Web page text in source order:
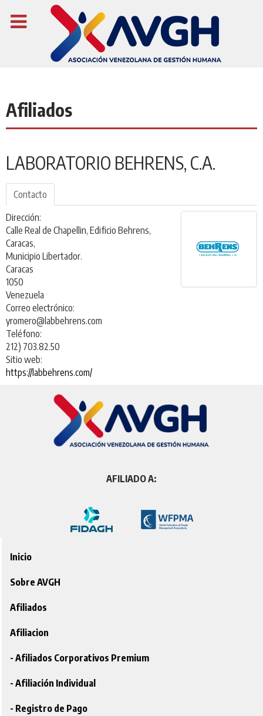
Afiliados
LABORATORIO BEHRENS, C.A.
Contacto
Dirección:
Calle Real de Chapellin, Edificio Behrens,
Caracas,
Municipio Libertador.
Caracas
1050
Venezuela
Correo electrónico:
yromero@labbehrens.com
Teléfono:
212) 703.82.50
Sitio web:
https://labbehrens.com/
AFILIADO A:
Inicio
Sobre AVGH
Afiliados
Afiliacion
- Afiliados Corporativos Premium
- Afiliación Individual
- Registro de Pago